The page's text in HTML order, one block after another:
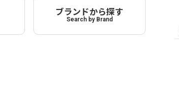
ブランドから探す
Search by Brand